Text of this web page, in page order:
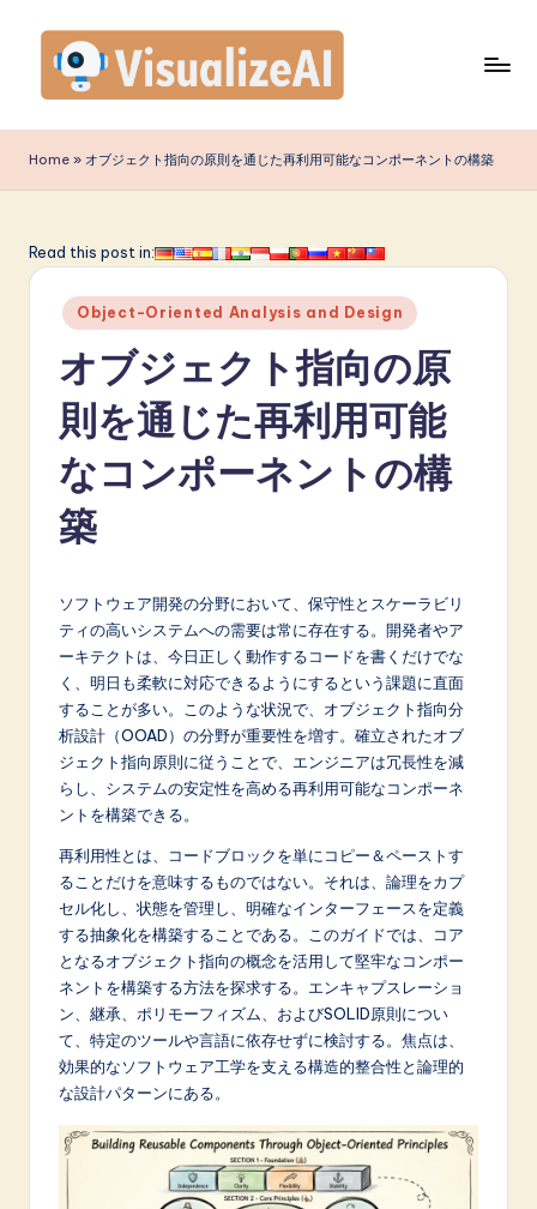
content
is
u
li
in
A
Home » オブジェクト指向の原則を通じた再利用可能なコンポーネントの構築
Read this post in:
Posted
in
Object-Oriented Analysis and Design
オブジェクト指向の原
則を通じた再利用可能
なコンポーネントの構
築
ソフトウェア開発の分野において、保守性とスケーラビリ
ティの高いシステムへの需要は常に存在する。開発者やア
ーキテクトは、今日正しく動作するコードを書くだけでな
く、明日も柔軟に対応できるようにするという課題に直面
することが多い。このような状況で、オブジェクト指向分
析設計（OOAD）の分野が重要性を増す。確立されたオブ
ジェクト指向原則に従うことで、エンジニアは冗長性を減
らし、システムの安定性を高める再利用可能なコンポーネ
ントを構築できる。
再利用性とは、コードブロックを単にコピー＆ペーストす
ることだけを意味するものではない。それは、論理をカプ
セル化し、状態を管理し、明確なインターフェースを定義
する抽象化を構築することである。このガイドでは、コア
となるオブジェクト指向の概念を活用して堅牢なコンポー
ネントを構築する方法を探求する。エンキャプスレーショ
ン、継承、ポリモーフィズム、およびSOLID原則につい
て、特定のツールや言語に依存せずに検討する。焦点は、
効果的なソフトウェア工学を支える構造的整合性と論理的
な設計パターンにある。